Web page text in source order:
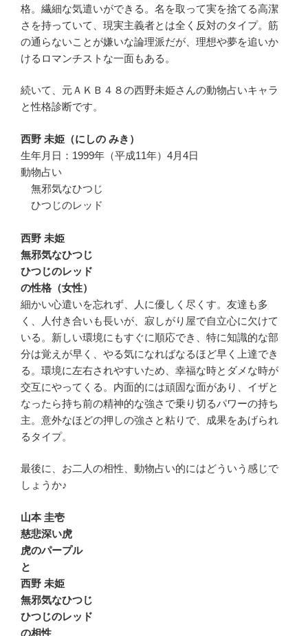
格。繊細な気遣いができる。名を取って実を捨てる高潔
さを持っていて、現実主義者とは全く反対のタイプ。筋
の通らないことが嫌いな論理派だが、理想や夢を追いか
けるロマンチストな一面もある。
続いて、元ＡＫＢ４８の西野未姫さんの動物占いキャラ
と性格診断です。
西野 未姫（にしの みき）
生年月日：1999年（平成11年）4月4日
動物占い
無邪気なひつじ
ひつじのレッド
西野 未姫
無邪気なひつじ
ひつじのレッド
の性格（女性）
細かい心遣いを忘れず、人に優しく尽くす。友達も多
く、人付き合いも長いが、寂しがり屋で自立心に欠けて
いる。新しい環境にもすぐに順応でき、特に知識的な部
分は覚えが早く、やる気になればなるほど早く上達でき
る。環境に左右されやすいため、幸福な時とダメな時が
交互にやってくる。内面的には頑固な面があり、イザと
なったら持ち前の精神的な強さで乗り切るパワーの持ち
主。意外なほどの押しの強さと粘りで、成果をあげられ
るタイプ。
最後に、お二人の相性、動物占い的にはどういう感じで
しょうか♪
山本 圭壱
慈悲深い虎
虎のパープル
と
西野 未姫
無邪気なひつじ
ひつじのレッド
の相性